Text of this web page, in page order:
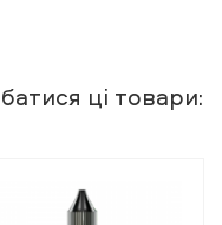
ці товари: